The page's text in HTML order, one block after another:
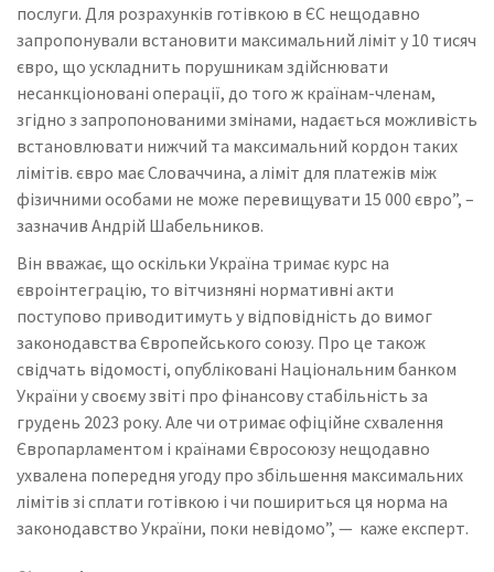
послуги. Для розрахунків готівкою в ЄС нещодавно
запропонували встановити максимальний ліміт у 10 тисяч
євро, що ускладнить порушникам здійснювати
несанкціоновані операції, до того ж країнам-членам,
згідно з запропонованими змінами, надається можливість
встановлювати нижчий та максимальний кордон таких
лімітів. євро має Словаччина, а ліміт для платежів між
фізичними особами не може перевищувати 15 000 євро”, –
зазначив Андрій Шабельников.
Він вважає, що оскільки Україна тримає курс на
євроінтеграцію, то вітчизняні нормативні акти
поступово приводитимуть у відповідність до вимог
законодавства Європейського союзу. Про це також
свідчать відомості, опубліковані Національним банком
України у своєму звіті про фінансову стабільність за
грудень 2023 року. Але чи отримає офіційне схвалення
Європарламентом і країнами Євросоюзу нещодавно
ухвалена попередня угоду про збільшення максимальних
лімітів зі сплати готівкою і чи пошириться ця норма на
законодавство України, поки невідомо”, — каже експерт.